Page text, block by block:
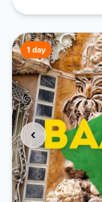
‹
1 day